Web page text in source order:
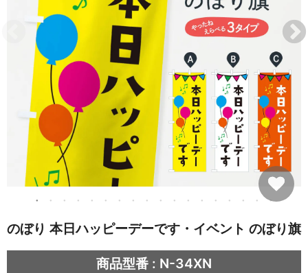
のぼり 本日ハッピーデーです・イベント のぼり旗
商品型番 : N-34XN